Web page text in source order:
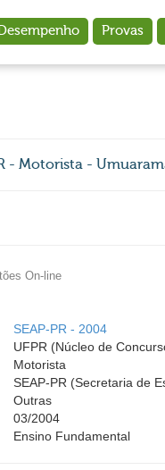
Provas
- Motorista -
On-line
SEAP-PR - 2004
UFPR (Núcleo de
Motorista
SEAP-PR (Secretaria de
Outras
03/2004
Ensino Fundamental